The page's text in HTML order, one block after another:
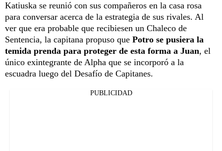
Katiuska se reunió con sus compañeros en la casa rosa
para conversar acerca de la estrategia de sus rivales. Al
ver que era probable que recibiesen un Chaleco de
Sentencia, la capitana propuso que Potro se pusiera la
temida prenda para proteger de esta forma a Juan, el
único exintegrante de Alpha que se incorporó a la
escuadra luego del Desafío de Capitanes.
PUBLICIDAD